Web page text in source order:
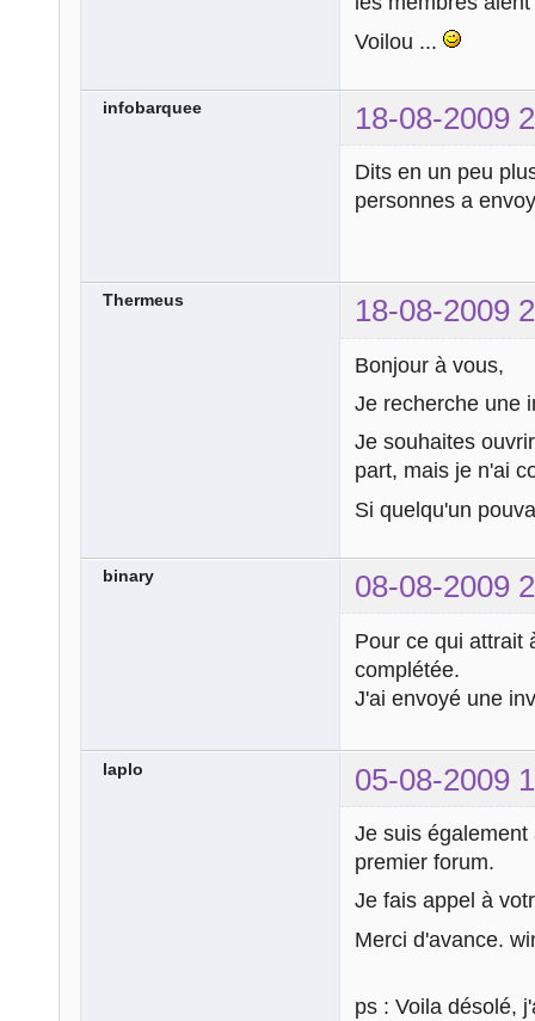
Voilou ...
infobarquee 18-08-2009
Dits en un peu
personnes a
Thermeus 18-08-2009
Bonjour à vous,
Je recherche une
Je souhaites
part, mais je n'ai
Si quelqu'un
binary 08-08-2009
Pour ce qui attrait
complétée.
J'ai envoyé une
laplo 05-08-2009
Je suis
premier forum.
Je fais appel à
Merci d'avance.
ps : Voila désolé,